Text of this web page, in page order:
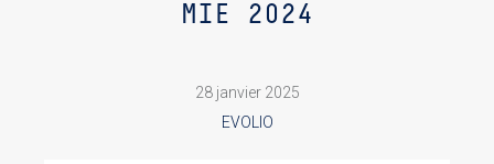
MIE 2024
28 janvier 2025
EVOLIO